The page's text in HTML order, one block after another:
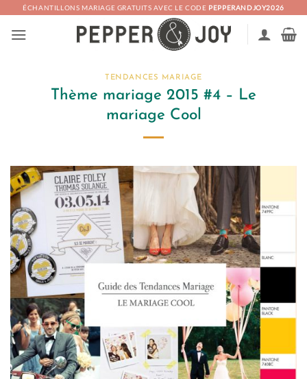
Passer
contenu
ÉCHANTILLONS MARIAGE GRATUITS AVEC LE CODE PEPPERANDJOY2026
TENDANCES MARIAGE
Thème mariage 2015 #4 – Le
mariage Cool